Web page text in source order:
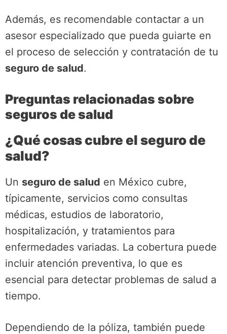
Además, es recomendable contactar a un
asesor especializado que pueda guiarte en
el proceso de selección y contratación de tu
seguro de salud.
Preguntas relacionadas sobre
seguros de salud
¿Qué cosas cubre el seguro de
salud?
Un seguro de salud en México cubre,
típicamente, servicios como consultas
médicas, estudios de laboratorio,
hospitalización, y tratamientos para
enfermedades variadas. La cobertura puede
incluir atención preventiva, lo que es
esencial para detectar problemas de salud a
tiempo.
Dependiendo de la póliza, también puede